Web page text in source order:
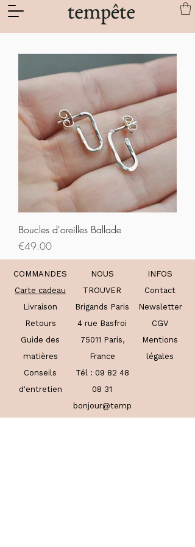
Boucles d'oreilles Ballade
Prix
€49.00
COMMANDES
Carte cadeau
Livraison
Retours
Guide des
matières
Conseils
d'entretien
NOUS
TROUVER
Brigands Paris
4 rue Basfroi
75011 Paris,
France
Tél : 09 82 48
08 31
bonjour@temp
INFOS
Contact
Newsletter
CGV
Mentions
légales